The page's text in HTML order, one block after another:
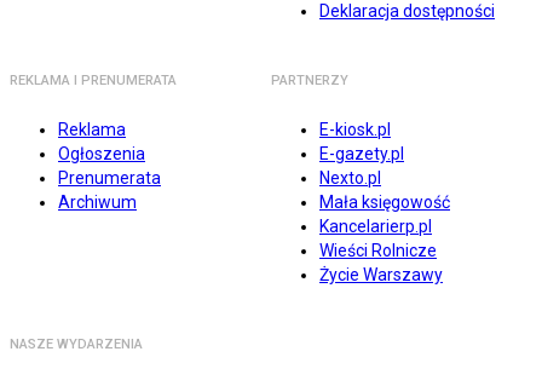
Deklaracja dostępności
REKLAMA I PRENUMERATA
Reklama
Ogłoszenia
Prenumerata
Archiwum
PARTNERZY
E-kiosk.pl
E-gazety.pl
Nexto.pl
Mała księgowość
Kancelarierp.pl
Wieści Rolnicze
Życie Warszawy
NASZE WYDARZENIA